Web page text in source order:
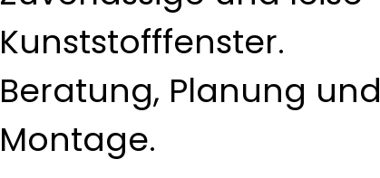
Kunststofffenster.
Beratung, Planung und
Montage.